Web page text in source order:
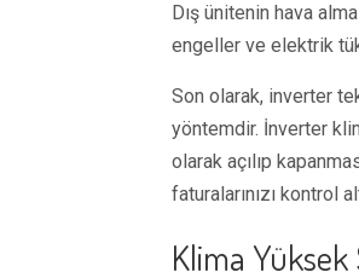
Dış ünitenin hava
engeller ve elektrik
Son olarak, inverter
yöntemdir. İnverter
olarak açılıp
faturalarınızı kontrol
Klima Yüksek